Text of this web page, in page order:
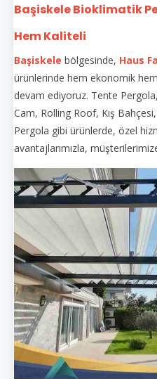
Başiskele Bioklimatik
Hem Kaliteli
Başiskele bölgesinde, Haus
ürünlerinde hem ekonomik
devam ediyoruz. Tente
Cam, Rolling Roof, Kış
Pergola gibi ürünlerde, özel
avantajlarımızla,